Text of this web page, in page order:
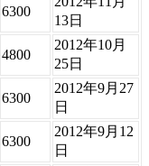
6300
13日
4800
2012年10月
25日
6300
2012年9月27
日
6300
2012年9月12
日